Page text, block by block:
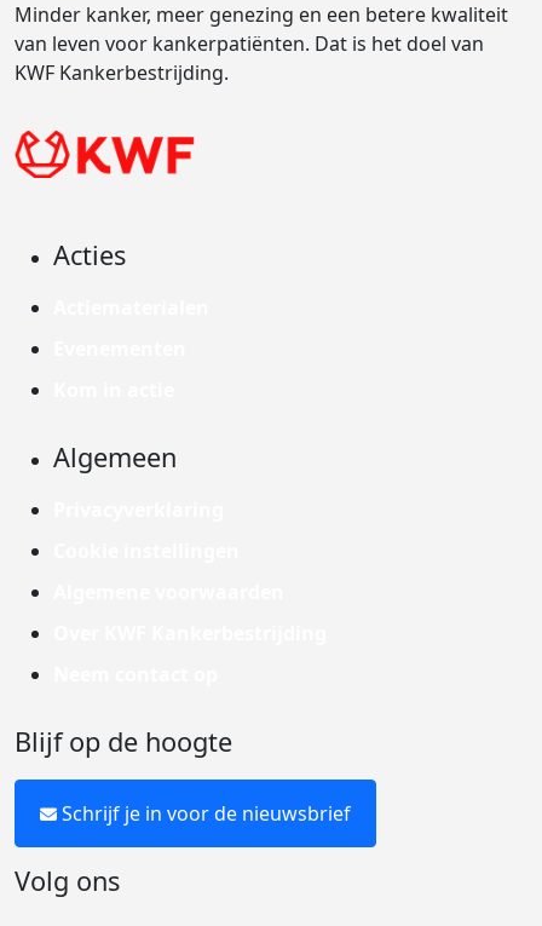
Minder kanker, meer genezing en een betere kwaliteit
van leven voor kankerpatiënten. Dat is het doel van
KWF Kankerbestrijding.
Acties
Algemeen
Blijf op de hoogte
Schrijf je in voor de nieuwsbrief
Volg ons